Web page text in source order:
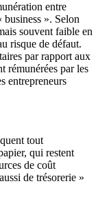
entre
business ». Selon
souvent faible en
risque de défaut.
par rapport aux
rémunérées par les
entrepreneurs
tout
qui restent
de coût
de trésorerie »